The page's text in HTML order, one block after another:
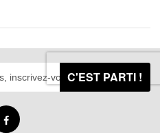
C'EST PARTI !